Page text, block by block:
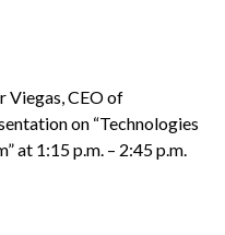
Viegas, CEO of
on “Technologies
at 1:15 p.m. – 2:45 p.m.